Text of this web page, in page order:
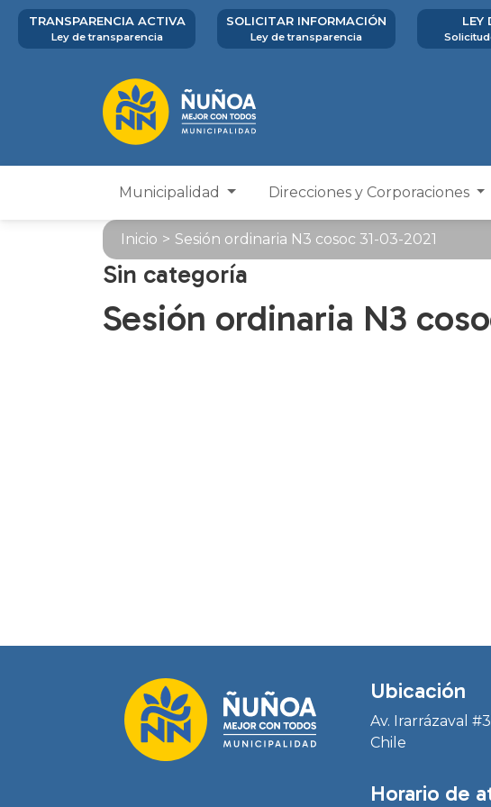
TRANSPARENCIA ACTIVA
Ley de transparencia
SOLICITAR INFORMACIÓN
Ley de transparencia
LEY
Municipalidad Direcciones y Corporaciones
Inicio > Sesión ordinaria N3 cosoc 31-03-2021
Sin categoría
Sesión ordinaria N3
Ubicación
Av. Irarrázaval
Chile
Horario de